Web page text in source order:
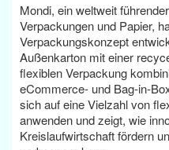
Mondi, ein weltweit
Verpackungen und Papier,
Verpackungskonzept
Außenkarton mit einer
flexiblen Verpackung
eCommerce- und Bag-in-
sich auf eine Vielzahl von
anwenden und zeigt, wie
Kreislaufwirtschaft fördern